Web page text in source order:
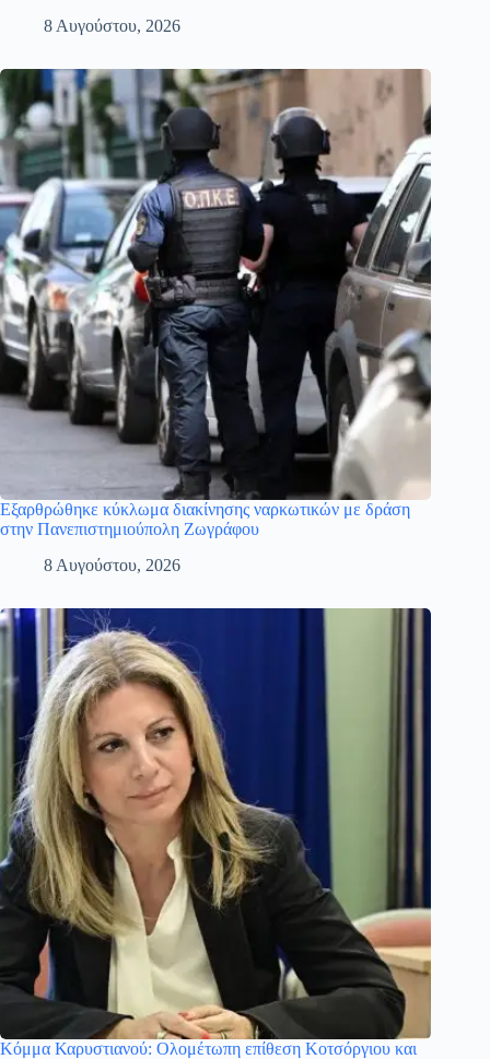
8 Αυγούστου, 2026
Εξαρθρώθηκε κύκλωμα διακίνησης ναρκωτικών με δράση
στην Πανεπιστημιούπολη Ζωγράφου
8 Αυγούστου, 2026
Κόμμα Καρυστιανού: Ολομέτωπη επίθεση Κοτσόργιου και